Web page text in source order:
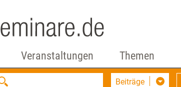
Veranstaltungen Themen
Beiträge